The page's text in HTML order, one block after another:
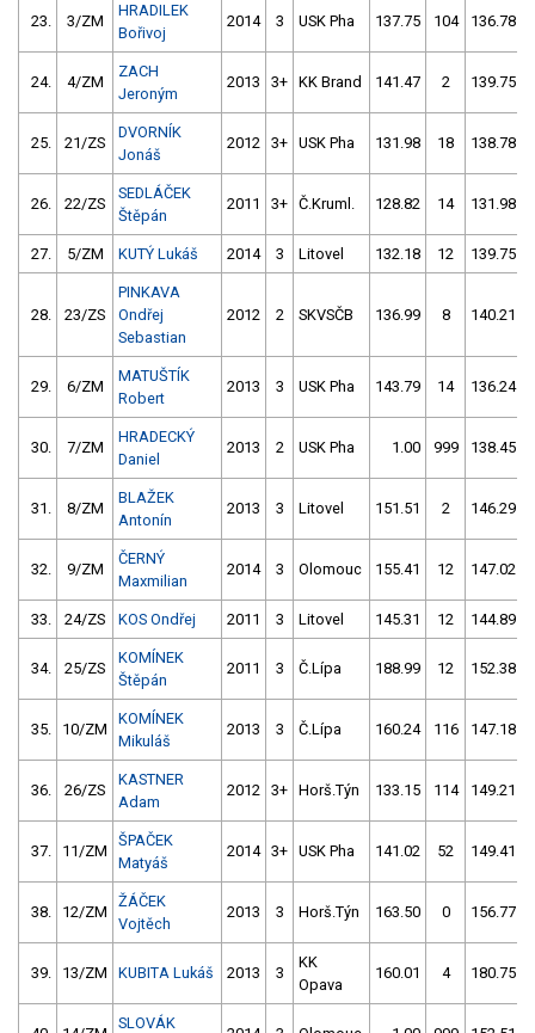
23. 3/ZM
HRADILEK
Bořivoj
2014 3 USK Pha 137.75 104 136.78
24. 4/ZM
ZACH
Jeroným
2013 3+ KK Brand 141.47 2 139.75
25. 21/ZS
DVORNÍK
Jonáš
2012 3+ USK Pha 131.98 18 138.78
26. 22/ZS
SEDLÁČEK
Štěpán
2011 3+ Č.Kruml. 128.82 14 131.98
27. 5/ZM KUTÝ Lukáš 2014 3 Litovel 132.18 12 139.75
28. 23/ZS
PINKAVA
Ondřej
Sebastian
2012 2 SKVSČB 136.99 8 140.21
29. 6/ZM
MATUŠTÍK
Robert
2013 3 USK Pha 143.79 14 136.24
30. 7/ZM
HRADECKÝ
Daniel
2013 2 USK Pha 1.00 999 138.45
31. 8/ZM
BLAŽEK
Antonín
2013 3 Litovel 151.51 2 146.29
32. 9/ZM
ČERNÝ
Maxmilian
2014 3 Olomouc 155.41 12 147.02
33. 24/ZS KOS Ondřej 2011 3 Litovel 145.31 12 144.89
34. 25/ZS
KOMÍNEK
Štěpán
2011 3 Č.Lípa 188.99 12 152.38
35. 10/ZM
KOMÍNEK
Mikuláš
2013 3 Č.Lípa 160.24 116 147.18
36. 26/ZS
KASTNER
Adam
2012 3+ Horš.Týn 133.15 114 149.21
37. 11/ZM
ŠPAČEK
Matyáš
2014 3+ USK Pha 141.02 52 149.41
38. 12/ZM
ŽÁČEK
Vojtěch
2013 3 Horš.Týn 163.50 0 156.77
39. 13/ZM KUBITA Lukáš 2013 3
KK
Opava
160.01 4 180.75
SLOVÁK